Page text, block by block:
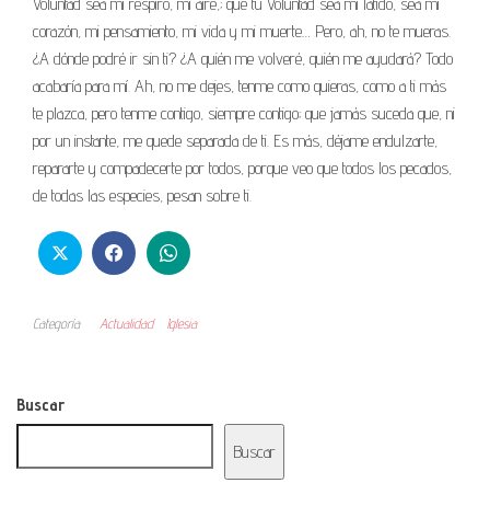
corazón, mi pensamiento, mi vida y mi muerte… Pero, ah, no te mueras.
¿A dónde podré ir sin ti? ¿A quién me volveré, quién me ayudará? Todo
acabaría para mí. Ah, no me dejes, tenme como quieras, como a ti más
te plazca, pero tenme contigo, siempre contigo; que jamás suceda que, ni
por un instante, me quede separada de ti. Es más, déjame endulzarte,
repararte y compadecerte por todos, porque veo que todos los pecados,
de todas las especies, pesan sobre ti.
Categoría Actualidad Iglesia
Buscar
Buscar